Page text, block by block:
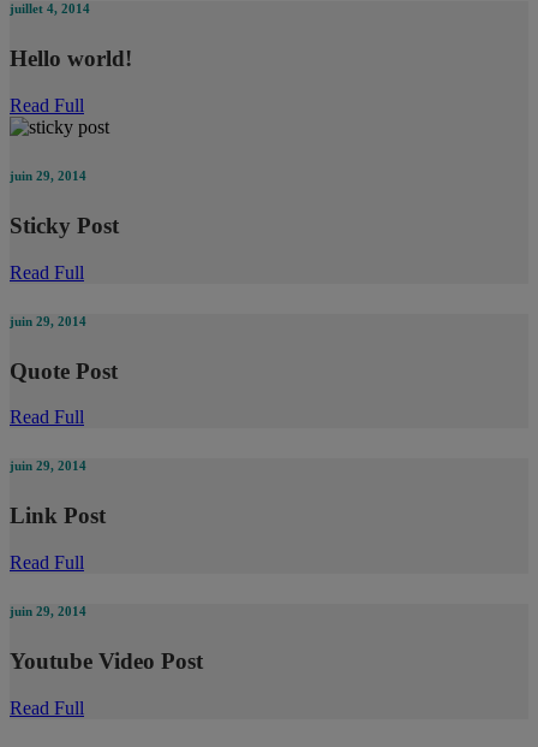
juillet 4, 2014
Hello world!
Read Full
juin 29, 2014
Sticky Post
Read Full
juin 29, 2014
Quote Post
Read Full
juin 29, 2014
Link Post
Read Full
juin 29, 2014
Youtube Video Post
Read Full